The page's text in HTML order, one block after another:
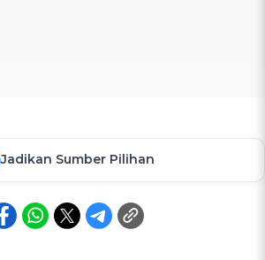
Jadikan Sumber Pilihan